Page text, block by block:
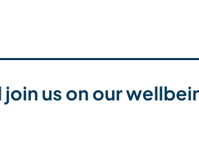
us on our